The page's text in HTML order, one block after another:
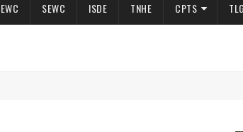
SEWC ISDE TNHE CPTS TLG